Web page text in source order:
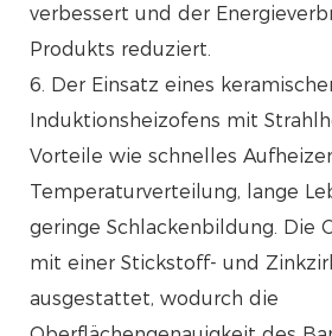
verbessert und der
Produkts reduziert.
6. Der Einsatz eines
Induktionsheizofens mit
Vorteile wie schnelles
Temperaturverteilung, lange
geringe Schlackenbildung. Die
mit einer Stickstoff- und
ausgestattet, wodurch die